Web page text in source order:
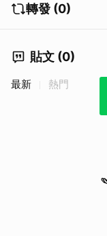
轉發 (0)
貼文 (0)
最新 熱門